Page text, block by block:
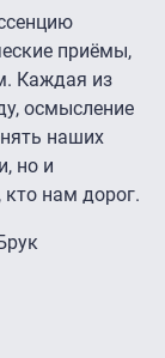
приёмы,
Каждая из
осмысление
наших
но и
кто нам дорог.